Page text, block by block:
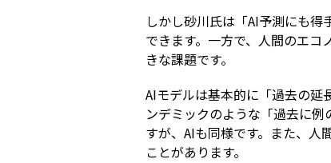
しかし砂川氏は「AI予測にも
できます。一方で、人間のエ
きな課題です。
AIモデルは基本的に「過去の延
ンデミックのような「過去に
すが、AIも同様です。また、
ことがあります。